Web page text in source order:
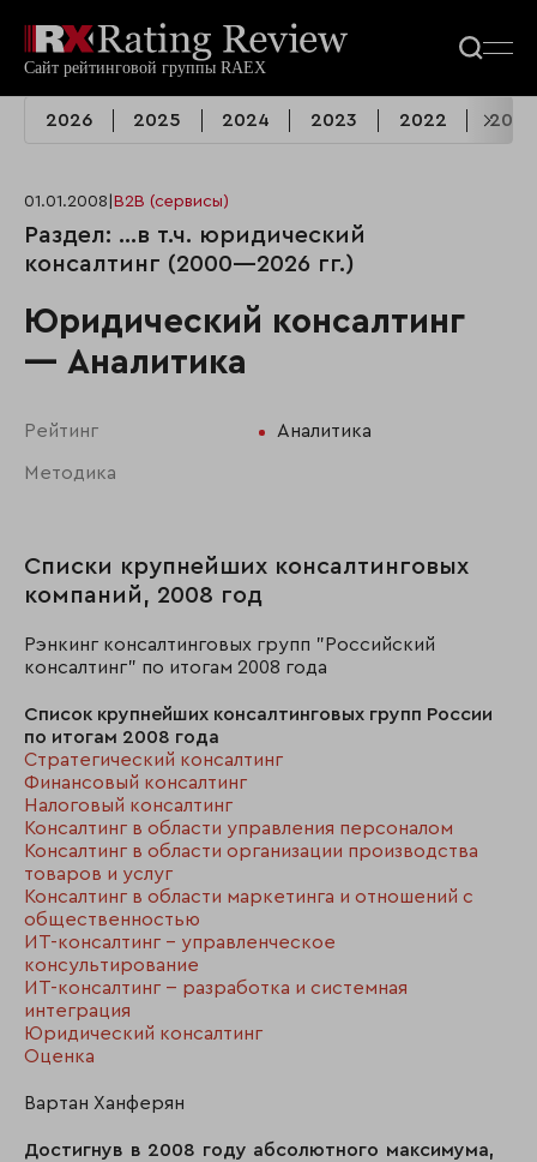
2026 2025 2024 2023 2022 2021
01.01.2008 B2B (сервисы)
Раздел: …в т.ч. юридический
консалтинг (2000—2026 гг.)
Юридический консалтинг
— Аналитика
Рейтинг Аналитика
Методика
Списки крупнейших консалтинговых
компаний, 2008 год
Рэнкинг консалтинговых групп "Российский
консалтинг" по итогам 2008 года
Список крупнейших консалтинговых групп России
по итогам 2008 года
Стратегический консалтинг
Финансовый консалтинг
Налоговый консалтинг
Консалтинг в области управления персоналом
Консалтинг в области организации производства
товаров и услуг
Консалтинг в области маркетинга и отношений с
общественностью
ИТ-консалтинг - управленческое
консультирование
ИТ-консалтинг -- разработка и системная
интеграция
Юридический консалтинг
Оценка
Вартан Ханферян
Достигнув в 2008 году абсолютного максимума,